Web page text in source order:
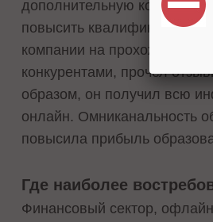
дополнительную
повысить квалификацию
компании на прохождение
конкурентами, прочел
образом, он получил всю
онлайн. Омниканальность
повысила прибыль
Где наиболее
Финансовый сектор,